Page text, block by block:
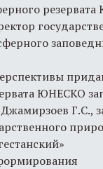
ЮНЕСКО
Г.С.,